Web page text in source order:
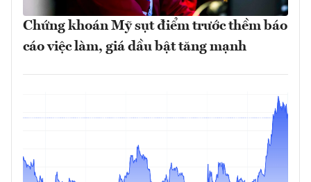
Chứng khoán Mỹ sụt điểm trước thềm báo
cáo việc làm, giá dầu bật tăng mạnh